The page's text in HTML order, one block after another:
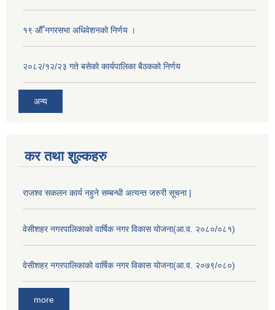
१९ औँ नगरसभा अधिवेशनको निर्णय ।
२०८२/१२/२३ गते बसेको कार्यपालिका बैठकको निर्णय
अन्य
कर तथा शुल्कहरु
राजश्व सकलन कार्य नहुने सम्बन्धी अत्यन्त जरुरी सूचना |
वेसीशहर नगरपालिकाको वार्षिक नगर विकास योजना(आ.व. २०८०/०८१)
वेसीशहर नगरपालिकाको वार्षिक नगर विकास योजना(आ.व. २०७९/०८०)
more